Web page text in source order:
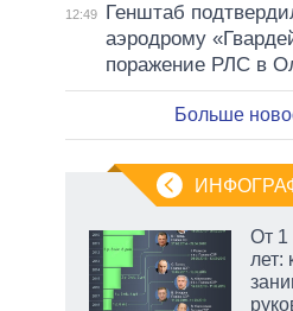
12:49
Генштаб
аэродрому
поражение РЛС в
Больше
От 1
лет: